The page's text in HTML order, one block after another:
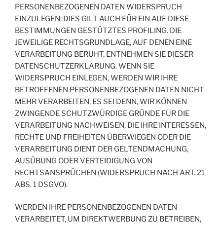
PERSONENBEZOGENEN DATEN WIDERSPRUCH
EINZULEGEN; DIES GILT AUCH FÜR EIN AUF DIESE
BESTIMMUNGEN GESTÜTZTES PROFILING. DIE
JEWEILIGE RECHTSGRUNDLAGE, AUF DENEN EINE
VERARBEITUNG BERUHT, ENTNEHMEN SIE DIESER
DATENSCHUTZERKLÄRUNG. WENN SIE
WIDERSPRUCH EINLEGEN, WERDEN WIR IHRE
BETROFFENEN PERSONENBEZOGENEN DATEN NICHT
MEHR VERARBEITEN, ES SEI DENN, WIR KÖNNEN
ZWINGENDE SCHUTZWÜRDIGE GRÜNDE FÜR DIE
VERARBEITUNG NACHWEISEN, DIE IHRE INTERESSEN,
RECHTE UND FREIHEITEN ÜBERWIEGEN ODER DIE
VERARBEITUNG DIENT DER GELTENDMACHUNG,
AUSÜBUNG ODER VERTEIDIGUNG VON
RECHTSANSPRÜCHEN (WIDERSPRUCH NACH ART. 21
ABS. 1 DSGVO).
WERDEN IHRE PERSONENBEZOGENEN DATEN
VERARBEITET, UM DIREKTWERBUNG ZU BETREIBEN,